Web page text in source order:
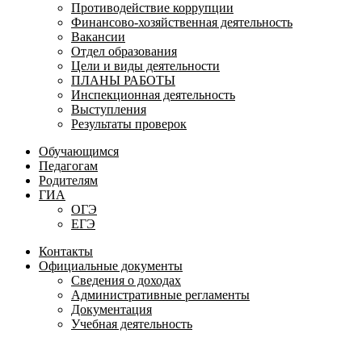
Противодействие коррупции
Финансово-хозяйственная деятельность
Вакансии
Отдел образования
Цели и виды деятельности
ПЛАНЫ РАБОТЫ
Инспекционная деятельность
Выступления
Результаты проверок
Обучающимся
Педагогам
Родителям
ГИА
ОГЭ
ЕГЭ
Контакты
Официальные документы
Сведения о доходах
Административные регламенты
Документация
Учебная деятельность